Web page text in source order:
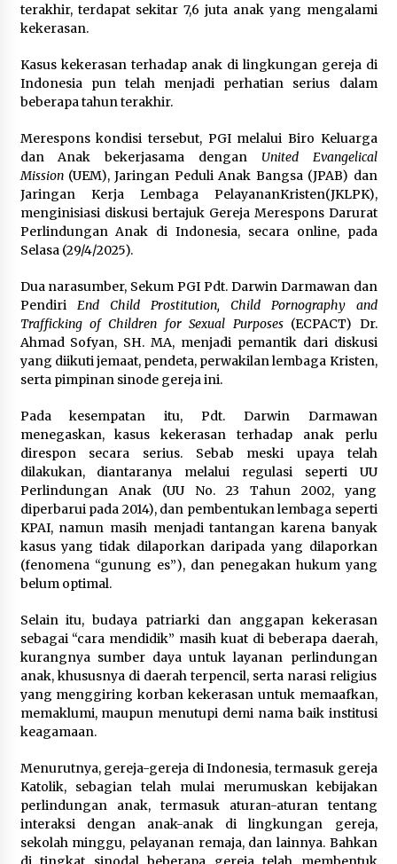
terakhir, terdapat sekitar 7,6 juta anak yang mengalami
kekerasan.
Kasus kekerasan terhadap anak di lingkungan gereja di
Indonesia pun telah menjadi perhatian serius dalam
beberapa tahun terakhir.
Merespons kondisi tersebut, PGI melalui Biro Keluarga
dan Anak bekerjasama dengan United Evangelical
Mission(UEM), Jaringan Peduli Anak Bangsa (JPAB) dan
Jaringan Kerja Lembaga PelayananKristen(JKLPK),
menginisiasi diskusi bertajuk Gereja Merespons Darurat
Perlindungan Anak di Indonesia, secara online, pada
Selasa (29/4/2025).
Dua narasumber, Sekum PGI Pdt. Darwin Darmawan dan
Pendiri End Child Prostitution, Child Pornography and
Trafficking of Children for Sexual Purposes(ECPACT) Dr.
Ahmad Sofyan, SH. MA, menjadi pemantik dari diskusi
yang diikuti jemaat, pendeta, perwakilan lembaga Kristen,
serta pimpinan sinode gereja ini.
Pada kesempatan itu, Pdt. Darwin Darmawan
menegaskan, kasus kekerasan terhadap anak perlu
direspon secara serius. Sebab meski upaya telah
dilakukan, diantaranya melalui regulasi seperti UU
Perlindungan Anak (UU No. 23 Tahun 2002, yang
diperbarui pada 2014), dan pembentukan lembaga seperti
KPAI, namun masih menjadi tantangan karena banyak
kasus yang tidak dilaporkan daripada yang dilaporkan
(fenomena “gunung es”), dan penegakan hukum yang
belum optimal.
Selain itu, budaya patriarki dan anggapan kekerasan
sebagai “cara mendidik” masih kuat di beberapa daerah,
kurangnya sumber daya untuk layanan perlindungan
anak, khususnya di daerah terpencil, serta narasi religius
yang menggiring korban kekerasan untuk memaafkan,
memaklumi, maupun menutupi demi nama baik institusi
keagamaan.
Menurutnya, gereja-gereja di Indonesia, termasuk gereja
Katolik, sebagian telah mulai merumuskan kebijakan
perlindungan anak, termasuk aturan-aturan tentang
interaksi dengan anak-anak di lingkungan gereja,
sekolah minggu, pelayanan remaja, dan lainnya. Bahkan